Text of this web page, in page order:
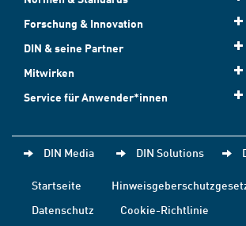
Forschung & Innovation
DIN & seine Partner
Mitwirken
Service für Anwender*innen
DIN Media DIN Solutions
Startseite
Datenschutz
Cookie-Richtlinie